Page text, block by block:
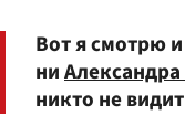
Вот я смотрю
ни
никто не